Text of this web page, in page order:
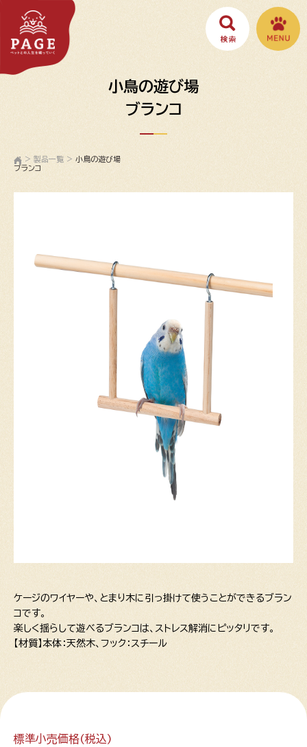
小鳥の遊び場
ブランコ
> 製品一覧 > 小鳥の遊び場
ブランコ
ケージのワイヤーや、とまり木に引っ掛けて使うことができるブラン
コです。
楽しく揺らして遊べるブランコは、ストレス解消にピッタリです。
【材質】本体：天然木、フック：スチール
標準小売価格(税込)